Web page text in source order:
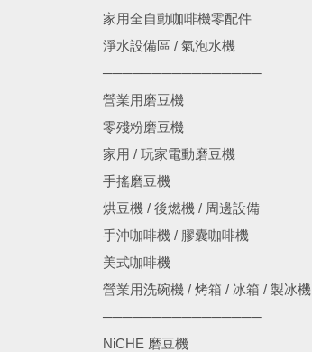
家用全自動咖啡機零配件
淨水設備區 / 氣泡水機
────────────────
營業用磨豆機
零殘粉磨豆機
家用 / 玩家電動磨豆機
手搖磨豆機
烘豆機 / 後燃機 / 周邊設備
手沖咖啡機 / 膠囊咖啡機
美式咖啡機
營業用洗碗機 / 烤箱 / 冰箱 / 製冰機
────────────────
NiCHE 磨豆機